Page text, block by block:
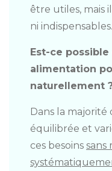
être utiles, mais
ni indispensables.
Est-ce possible
alimentation
naturellement
Dans la majorité
équilibrée et
ces besoins sans